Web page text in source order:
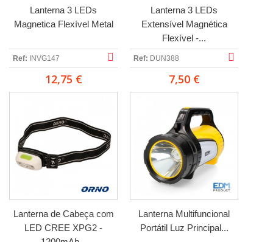
Lanterna 3 LEDs
Magnetica Flexível Metal
Ref: INVG147
12,75 €
Lanterna 3 LEDs
Extensível Magnética
Flexível -...
Ref: DUN388
7,50 €
Lanterna de Cabeça com
LED CREE XPG2 -
Lanterna Multifuncional
Portátil Luz Principal...